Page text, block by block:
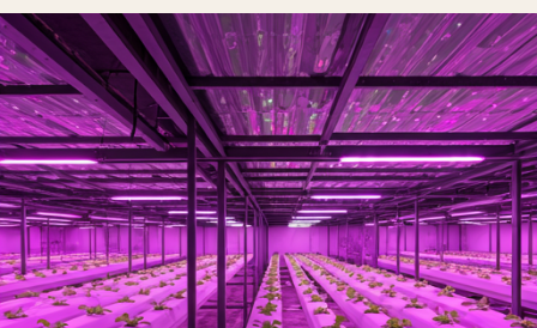
Foydali maqolalar
Yangilik
2024-yilda hosildorlikni oshirishning 5 ta siri
Mutaxassislarimiz tomonidan tayyorlangan maxsus qo'llanma.
O'qish
Pomidor
Issiqxona shamollatish tizimi